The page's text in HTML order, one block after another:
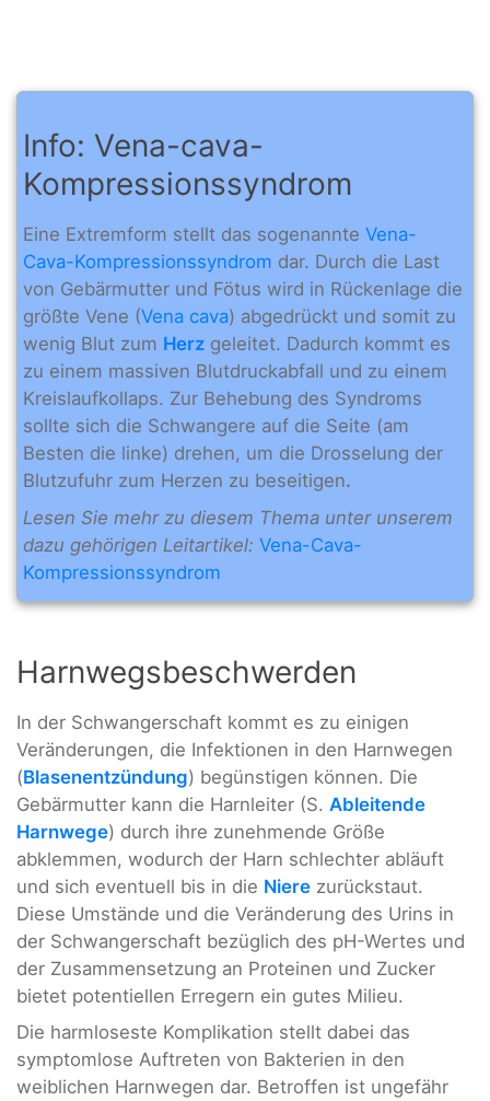
Info: Vena-cava-
Kompressionssyndrom
Eine Extremform stellt das sogenannte Vena-
Cava-Kompressionssyndrom dar. Durch die Last
von Gebärmutter und Fötus wird in Rückenlage die
größte Vene (Vena cava) abgedrückt und somit zu
wenig Blut zum Herz geleitet. Dadurch kommt es
zu einem massiven Blutdruckabfall und zu einem
Kreislaufkollaps. Zur Behebung des Syndroms
sollte sich die Schwangere auf die Seite (am
Besten die linke) drehen, um die Drosselung der
Blutzufuhr zum Herzen zu beseitigen.
Lesen Sie mehr zu diesem Thema unter unserem
dazu gehörigen Leitartikel: Vena-Cava-
Kompressionssyndrom
Harnwegsbeschwerden
In der Schwangerschaft kommt es zu einigen
Veränderungen, die Infektionen in den Harnwegen
(Blasenentzündung) begünstigen können. Die
Gebärmutter kann die Harnleiter (S. Ableitende
Harnwege) durch ihre zunehmende Größe
abklemmen, wodurch der Harn schlechter abläuft
und sich eventuell bis in die Niere zurückstaut.
Diese Umstände und die Veränderung des Urins in
der Schwangerschaft bezüglich des pH-Wertes und
der Zusammensetzung an Proteinen und Zucker
bietet potentiellen Erregern ein gutes Milieu.
Die harmloseste Komplikation stellt dabei das
symptomlose Auftreten von Bakterien in den
weiblichen Harnwegen dar. Betroffen ist ungefähr